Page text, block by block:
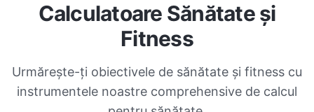
Calculatoare Sănătate și
Fitness
Urmărește-ți obiectivele de sănătate și fitness cu
instrumentele noastre comprehensive de calcul